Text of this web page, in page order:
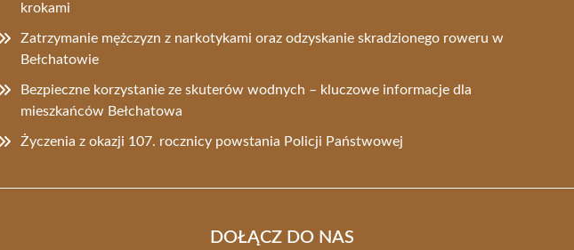
krokami
Zatrzymanie mężczyzn z narkotykami oraz odzyskanie skradzionego roweru w
Bełchatowie
Bezpieczne korzystanie ze skuterów wodnych – kluczowe informacje dla
mieszkańców Bełchatowa
Życzenia z okazji 107. rocznicy powstania Policji Państwowej
DOŁĄCZ DO NAS